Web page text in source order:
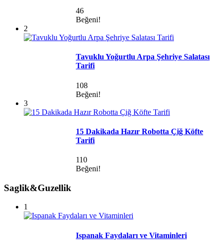
46
Beğeni!
2
Tavuklu Yoğurtlu Arpa Şehriye Salatası
Tarifi
108
Beğeni!
3
15 Dakikada Hazır Robotta Çiğ Köfte
Tarifi
110
Beğeni!
Saglik&Guzellik
1
Ispanak Faydaları ve Vitaminleri